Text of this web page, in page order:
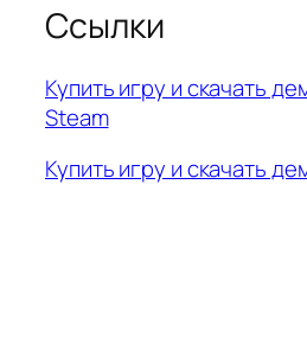
Ссылки
Купить игру и скачать
Steam
Купить игру и скачать